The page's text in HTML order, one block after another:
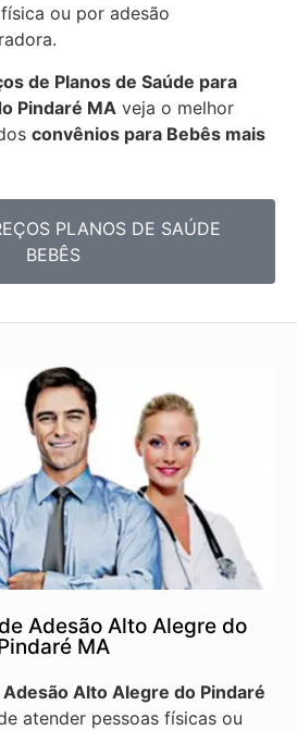
ou por adesão
de Planos de Saúde para
Pindaré MA veja o melhor
convênios para Bebês mais
PLANOS DE SAÚDE
BEBÊS
Adesão Alto Alegre do
MA
Adesão Alto Alegre do Pindaré
atender pessoas físicas ou